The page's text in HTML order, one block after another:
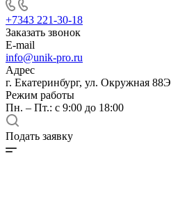
+7343 221-30-18
Заказать звонок
E-mail
info@unik-pro.ru
Адрес
г. Екатеринбург, ул. Окружная 88Э
Режим работы
Пн. – Пт.: с 9:00 до 18:00
Подать заявку